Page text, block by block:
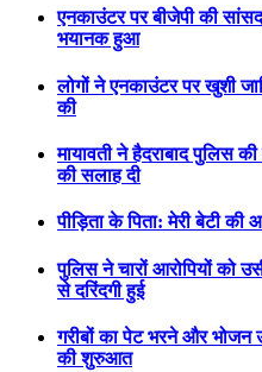
एनकाउंटर पर बीजेपी की
भयानक हुआ
लोगों ने एनकाउंटर पर खुशी
की
मायावती ने हैदराबाद पुलिस
की सलाह दी
पीड़िता के पिता: मेरी बेटी की
पुलिस ने चारों आरोपियों को
से दरिंदगी हुई
गरीबों का पेट भरने और भोजन
की शुरुआत